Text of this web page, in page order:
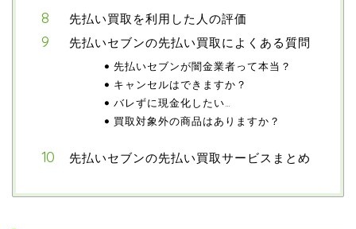
先払い買取を利用した人の評価
先払いセブンの先払い買取によくある質問
先払いセブンが闇金業者って本当？
キャンセルはできますか？
バレずに現金化したい…
買取対象外の商品はありますか？
先払いセブンの先払い買取サービスまとめ